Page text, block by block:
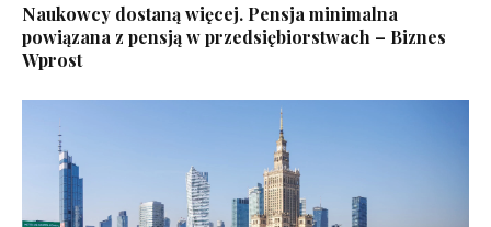
Naukowcy dostaną więcej. Pensja minimalna
powiązana z pensją w przedsiębiorstwach – Biznes
Wprost